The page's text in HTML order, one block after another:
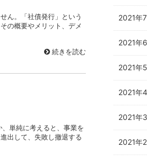
ん。「社債発行」という
の概要やメリット、デメ
続きを読む
単純に考えると、事業を
出して、失敗し撤退する
2021年
2021年
2021年
2021年
2021年
2021年